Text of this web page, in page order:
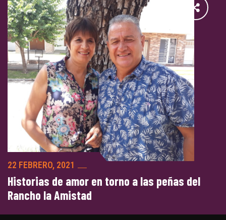
22 FEBRERO, 2021
Historias de amor en torno a las peñas del
Rancho la Amistad